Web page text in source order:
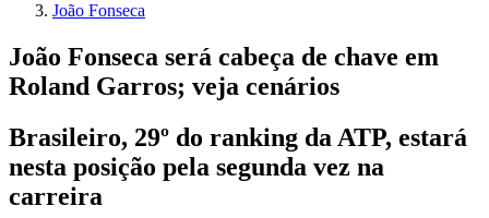
João Fonseca
João Fonseca será cabeça de chave em
Roland Garros; veja cenários
Brasileiro, 29º do ranking da ATP, estará
nesta posição pela segunda vez na
carreira